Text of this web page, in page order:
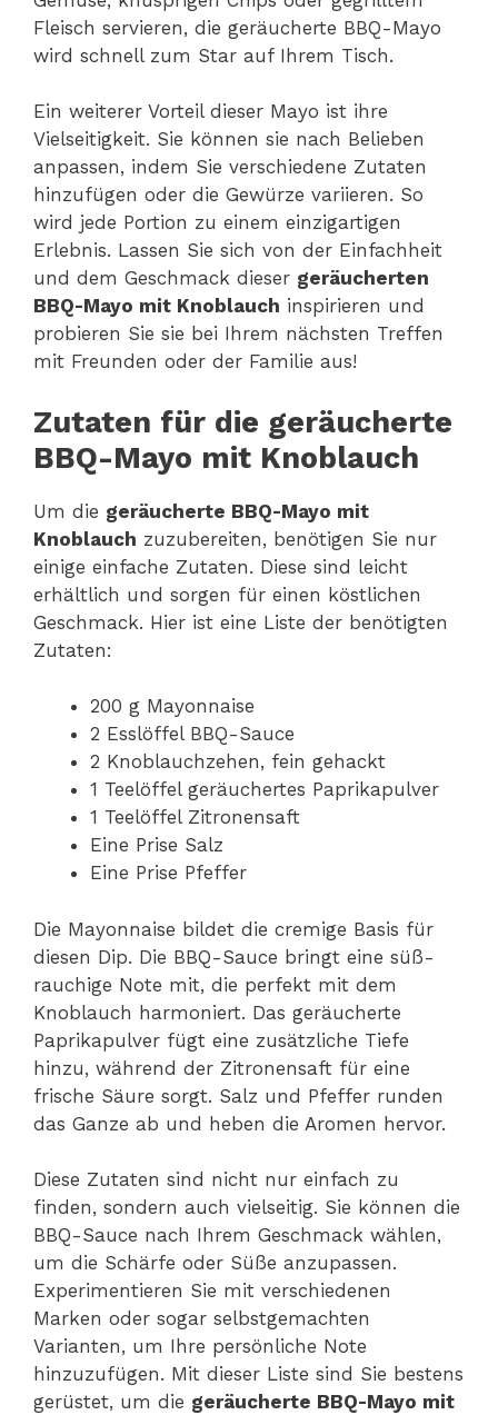
Fleisch servieren, die geräucherte BBQ-Mayo
wird schnell zum Star auf Ihrem Tisch.
Ein weiterer Vorteil dieser Mayo ist ihre
Vielseitigkeit. Sie können sie nach Belieben
anpassen, indem Sie verschiedene Zutaten
hinzufügen oder die Gewürze variieren. So
wird jede Portion zu einem einzigartigen
Erlebnis. Lassen Sie sich von der Einfachheit
und dem Geschmack dieser geräucherten
BBQ-Mayo mit Knoblauch inspirieren und
probieren Sie sie bei Ihrem nächsten Treffen
mit Freunden oder der Familie aus!
Zutaten für die geräucherte
BBQ-Mayo mit Knoblauch
Um die geräucherte BBQ-Mayo mit
Knoblauch zuzubereiten, benötigen Sie nur
einige einfache Zutaten. Diese sind leicht
erhältlich und sorgen für einen köstlichen
Geschmack. Hier ist eine Liste der benötigten
Zutaten:
200 g Mayonnaise
2 Esslöffel BBQ-Sauce
2 Knoblauchzehen, fein gehackt
1 Teelöffel geräuchertes Paprikapulver
1 Teelöffel Zitronensaft
Eine Prise Salz
Eine Prise Pfeffer
Die Mayonnaise bildet die cremige Basis für
diesen Dip. Die BBQ-Sauce bringt eine süß-
rauchige Note mit, die perfekt mit dem
Knoblauch harmoniert. Das geräucherte
Paprikapulver fügt eine zusätzliche Tiefe
hinzu, während der Zitronensaft für eine
frische Säure sorgt. Salz und Pfeffer runden
das Ganze ab und heben die Aromen hervor.
Diese Zutaten sind nicht nur einfach zu
finden, sondern auch vielseitig. Sie können die
BBQ-Sauce nach Ihrem Geschmack wählen,
um die Schärfe oder Süße anzupassen.
Experimentieren Sie mit verschiedenen
Marken oder sogar selbstgemachten
Varianten, um Ihre persönliche Note
hinzuzufügen. Mit dieser Liste sind Sie bestens
gerüstet, um die geräucherte BBQ-Mayo mit